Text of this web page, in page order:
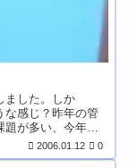
ました。しか
な感じ？昨年の管
題が多い、今年の
2006.01.12 0